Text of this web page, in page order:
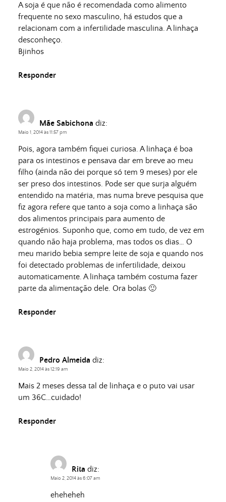
A soja é que não é recomendada como alimento
frequente no sexo masculino, há estudos que a
relacionam com a infertilidade masculina. A linhaça
desconheço.
Bjinhos
Responder
Mãe Sabichona diz:
Maio 1, 2014 às 11:57 pm
Pois, agora também fiquei curiosa. A linhaça é boa
para os intestinos e pensava dar em breve ao meu
filho (ainda não dei porque só tem 9 meses) por ele
ser preso dos intestinos. Pode ser que surja alguém
entendido na matéria, mas numa breve pesquisa que
fiz agora refere que tanto a soja como a linhaça são
dos alimentos principais para aumento de
estrogénios. Suponho que, como em tudo, de vez em
quando não haja problema, mas todos os dias… O
meu marido bebia sempre leite de soja e quando nos
foi detectado problemas de infertilidade, deixou
automaticamente. A linhaça também costuma fazer
parte da alimentação dele. Ora bolas 🙂
Responder
Pedro Almeida diz:
Maio 2, 2014 às 12:19 am
Mais 2 meses dessa tal de linhaça e o puto vai usar
um 36C…cuidado!
Responder
Rita diz:
Maio 2, 2014 às 6:07 am
eheheheh